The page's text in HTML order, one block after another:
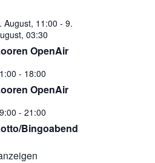
August, 11:00 -9.
03:30
OpenAir
- 18:00
OpenAir
-21:00
Bingoabend